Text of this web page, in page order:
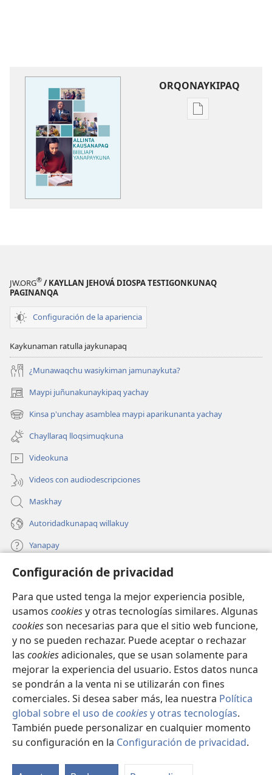
Configuración de privacidad
Para que usted tenga la mejor experiencia posible,
usamos cookiesy otras tecnologías similares. Algunas
cookiesson necesarias para que el sitio web funcione,
y no se pueden rechazar. Puede aceptar o rechazar
las cookiesadicionales, que se usan solamente para
mejorar la experiencia del usuario. Estos datos nunca
se pondrán a la venta ni se utilizarán con fines
comerciales. Si desea saber más, lea nuestra Política
global sobre el uso decookiesy otras tecnologías.
También puede personalizar en cualquier momento
su configuración en la Configuración de privacidad.
ORQONAYKIPAQ
Kaypi
JW.ORG® / KAYLLAN JEHOVÁ DIOSPA TESTIGONKUNAQ
PAGINANQA
Configuración de la apariencia
Kaykunaman ratulla jaykunapaq
¿Munawaqchu wasiykiman jamunaykuta?
Maypi juñunakunaykipaq yachay
(abre
una
nueva
ventana)
Kinsa p'unchay asamblea maypi aparikunanta yachay
(abre
una
nueva
ventana)
Chayllaraq lloqsimuqkuna
Videokuna
Videos con audiodescripciones
Maskhay
Autoridadkunapaq willakuy
Yanapay
Donacionta churanapaq
una
nueva
ventana)
INTERNETPI QELQANCHISKUNA Watchtower™
(abre
una
nueva
ventana)
JW Hub
(abre
una
nueva
ventana)
JW Library ®
Copyright© 2026 Watch Tower Bible and Tract Society of Pennsylvania.
IMATAN RUWAWAQ IMATAN MANA|DATOSKUNATA
WAQAYCHASQAYKUMANTA |CONFIGURACIÓN DE PRIVACIDAD